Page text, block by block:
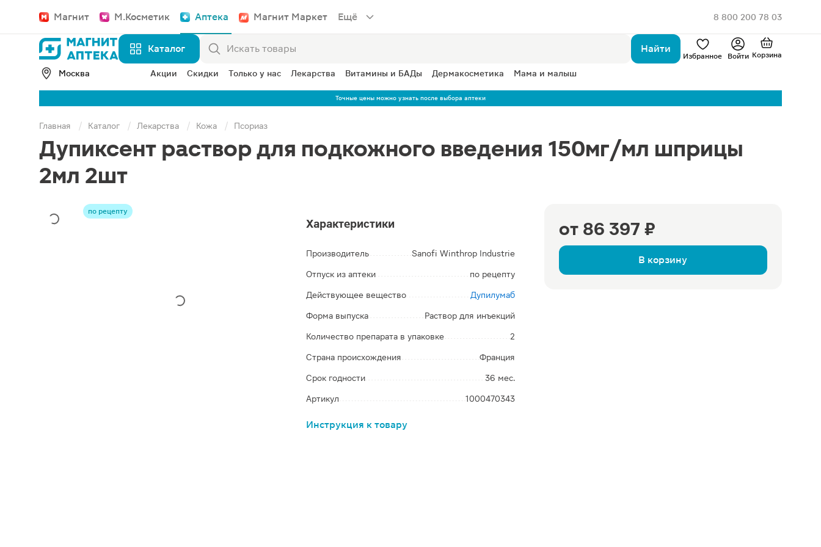
Магнит М.Косметик Аптека Магнит Маркет Ещё 8 800 200 78 03
Каталог Найти
Избранное Войти Корзина
Москва Акции Скидки Только у нас Лекарства Витамины и БАДы Дермакосметика Мама и малыш
Точные цены можно узнать после выбора аптеки
Главная Каталог Лекарства Кожа Псориаз
Дупиксент раствор для подкожного введения 150мг/мл шприцы
2мл 2шт
по рецепту
от 86 397 ₽
В корзину
Характеристики
Производитель Sanofi Winthrop Industrie
Отпуск из аптеки по рецепту
Действующее вещество Дупилумаб
Форма выпуска Раствор для инъекций
Количество препарата в упаковке 2
Страна происхождения Франция
Срок годности 36 мес.
Артикул 1000470343
Инструкция к товару